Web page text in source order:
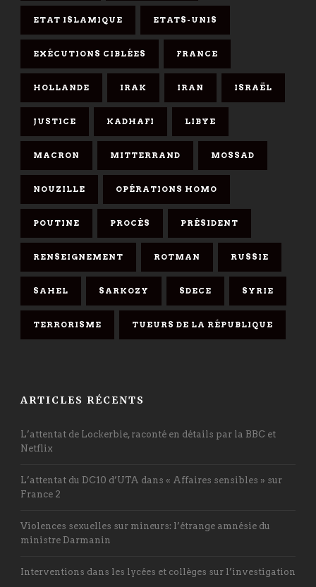
ETAT ISLAMIQUE ETATS-UNIS
EXÉCUTIONS CIBLÉES FRANCE
HOLLANDE IRAK IRAN ISRAËL
JUSTICE KADHAFI LIBYE
MACRON MITTERRAND MOSSAD
NOUZILLE OPÉRATIONS HOMO
POUTINE PROCÈS PRÉSIDENT
RENSEIGNEMENT ROTMAN RUSSIE
SAHEL SARKOZY SDECE SYRIE
TERRORISME TUEURS DE LA RÉPUBLIQUE
ARTICLES RÉCENTS
L’attentat de Lockerbie, raconté en détails par la BBC et
Netflix
L’attentat du DC10 d’UTA dans « Affaires sensibles » sur
France 2
Violences sexuelles sur mineurs: l’étrange amnésie du
ministre Darmanin
Interventions dans les lycées et collèges sur l’investigation